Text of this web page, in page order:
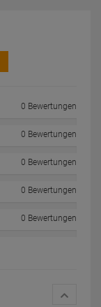
0 Bewertungen
0 Bewertungen
0 Bewertungen
0 Bewertungen
0 Bewertungen